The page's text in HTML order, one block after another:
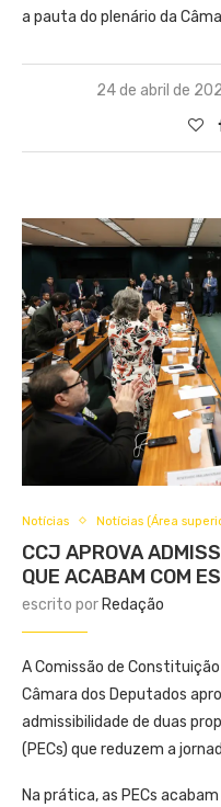
a pauta do plenário da
24 de abril de
Notícias Notícias (Área
CCJ APROVA
QUE ACABAM COM
escrito por Redação
A Comissão de
Câmara dos Deputados
admissibilidade de duas
(PECs) que reduzem a
Na prática, as PECs